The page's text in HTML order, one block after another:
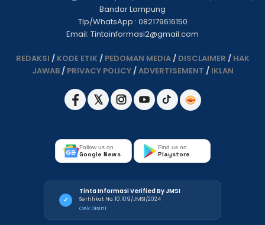
Bandar Lampung
Tlp/WhatsApp : 082179616150
Email: Tintainformasi2@gmail.com
REDAKSI / KODE ETIK / PEDOMAN MEDIA/ DISCLAIMER / HAK
JAWAB/ PRIVACY POLICY/ADVERTISEMENT / IKLAN
Follow us on
Google News
Find us on
Playstore
✓
Tinta Informasi Verified By JMSI
Sertifikat No: 10.109/JMSI/2024
Cek Disini